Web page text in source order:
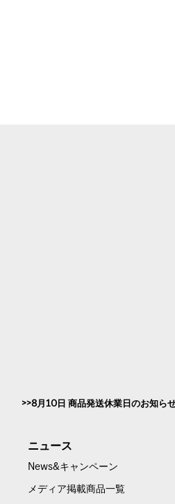
8月10日 商品発送休業日のお知ら
ニュース
News&キャンペーン
メディア掲載商品一覧